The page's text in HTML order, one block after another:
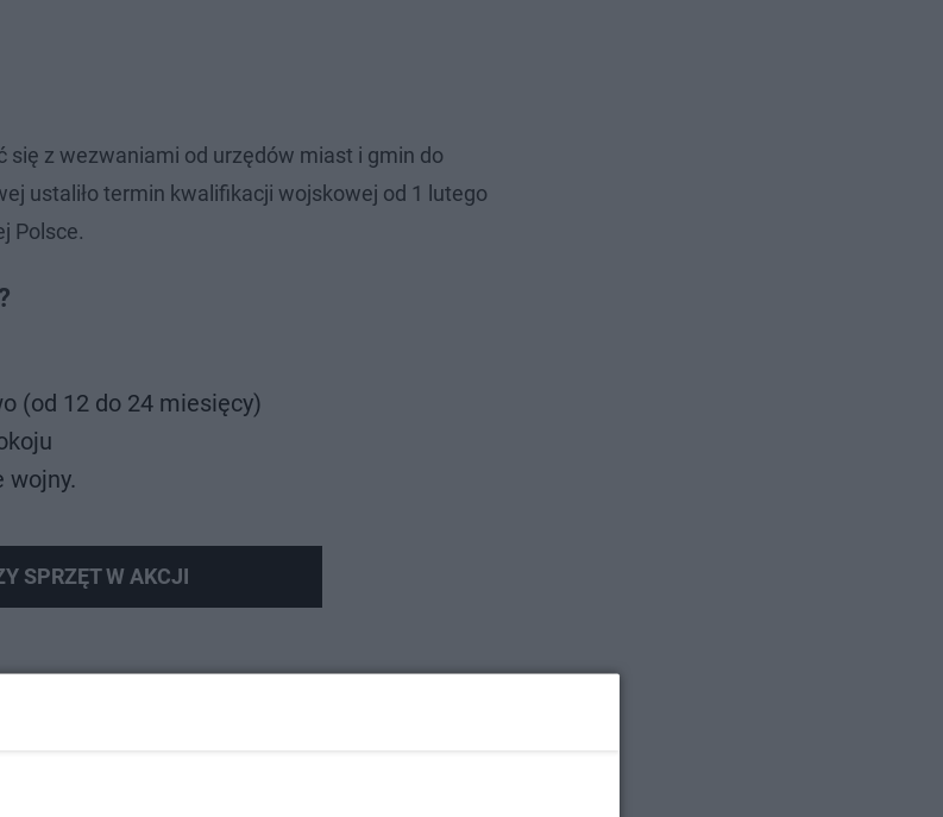
się z wezwaniami od urzędów miast i gmin do
ustaliło termin kwalifikacji wojskowej od 1 lutego
Polsce.
(od 12 do 24 miesięcy)
wojny.
SPRZĘT W AKCJI
z rocznika 2005. Ponadto będą to mężczyźni,
z roczników 1997-2005, które mogą przydać się